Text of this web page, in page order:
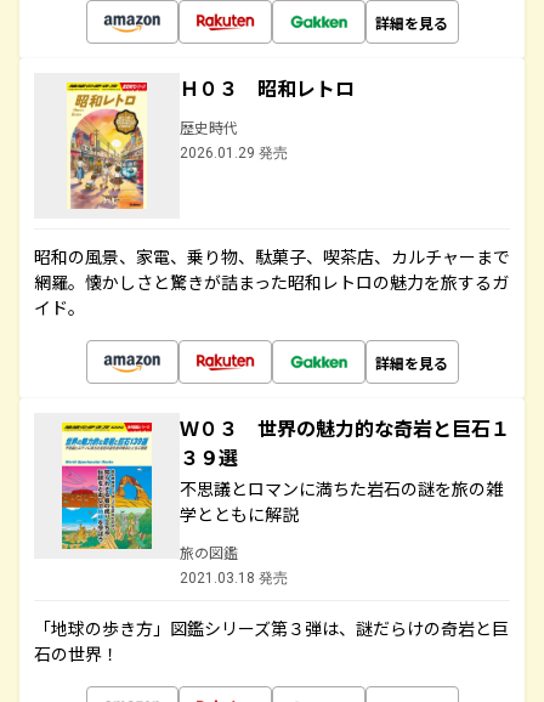
詳細を見る
Ｈ０３ 昭和レトロ
歴史時代
2026.01.29 発売
昭和の風景、家電、乗り物、駄菓子、喫茶店、カルチャーまで
網羅。懐かしさと驚きが詰まった昭和レトロの魅力を旅するガ
イド。
詳細を見る
Ｗ０３ 世界の魅力的な奇岩と巨石１
３９選
不思議とロマンに満ちた岩石の謎を旅の雑
学とともに解説
旅の図鑑
2021.03.18 発売
「地球の歩き方」図鑑シリーズ第３弾は、謎だらけの奇岩と巨
石の世界！